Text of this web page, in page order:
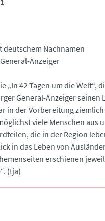
deutschem Nachnamen
Anzeiger
„In 42 Tagen um die Welt“,
General-Anzeiger seinen
in der Vorbereitung
viele Menschen aus
die in der Region
in das Leben von
erschienen
(tja)